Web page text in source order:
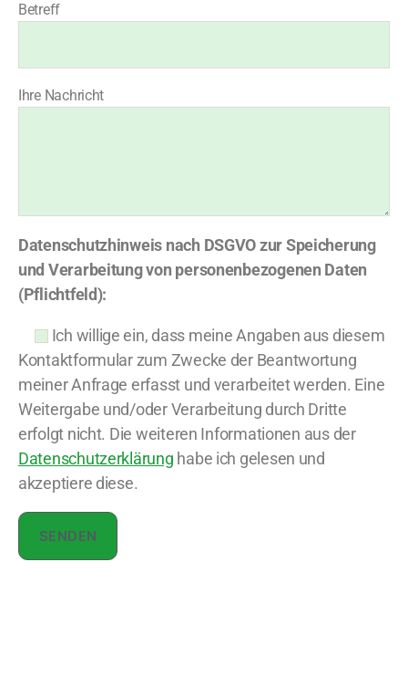
Betreff
Ihre Nachricht
Datenschutzhinweis nach DSGVO zur Speicherung
und Verarbeitung von personenbezogenen Daten
(Pflichtfeld):
Ich willige ein, dass meine Angaben aus diesem
Kontaktformular zum Zwecke der Beantwortung
meiner Anfrage erfasst und verarbeitet werden. Eine
Weitergabe und/oder Verarbeitung durch Dritte
erfolgt nicht. Die weiteren Informationen aus der
Datenschutzerklärung habe ich gelesen und
akzeptiere diese.